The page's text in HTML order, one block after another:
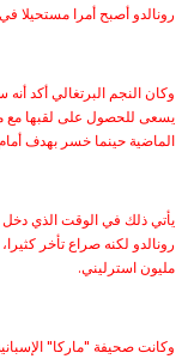
رونالدو أصبح أمرا
وكان النجم البرتغالي أكد أنه
يسعى للحصول على لقبها مع
الماضية حينما خسر بهدف أمام
يأتي ذلك في الوقت الذي دخل
مليون استرليني.
وكانت صحيفة "ماركا"